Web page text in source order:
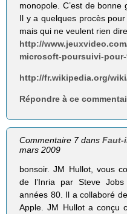
monopole. C’est de
Il y a quelques procès
mais qui ne veulent rien
http://
microsoft-poursuivi-
http://fr.wikipedia.org/
Répondre à ce
Commentaire 7 dansFaut-
mars 2009
bonsoir. JM Hullot, vous
de l’Inria par Steve
années 80. Il a collaboré
Apple. JM Hullot a conçu